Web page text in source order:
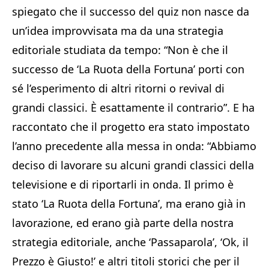
spiegato che il successo del quiz non nasce da
un’idea improvvisata ma da una strategia
editoriale studiata da tempo: “Non è che il
successo de ‘La Ruota della Fortuna’ porti con
sé l’esperimento di altri ritorni o revival di
grandi classici. È esattamente il contrario”. E ha
raccontato che il progetto era stato impostato
l’anno precedente alla messa in onda: “Abbiamo
deciso di lavorare su alcuni grandi classici della
televisione e di riportarli in onda. Il primo è
stato ‘La Ruota della Fortuna’, ma erano già in
lavorazione, ed erano già parte della nostra
strategia editoriale, anche ‘Passaparola’, ‘Ok, il
Prezzo è Giusto!’ e altri titoli storici che per il